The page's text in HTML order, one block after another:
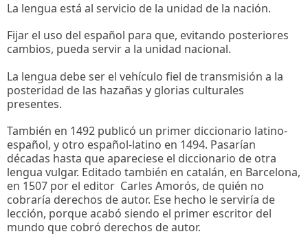
La lengua está al servicio de la unidad de la nación.
Fijar el uso del español para que, evitando posteriores
cambios, pueda servir a la unidad nacional.
La lengua debe ser el vehículo fiel de transmisión a la
posteridad de las hazañas y glorias culturales
presentes.
También en 1492 publicó un primer diccionario latino-
español, y otro español-latino en 1494. Pasarían
décadas hasta que apareciese el diccionario de otra
lengua vulgar. Editado también en catalán, en Barcelona,
en 1507 por el editor Carles Amorós, de quién no
cobraría derechos de autor. Ese hecho le serviría de
lección, porque acabó siendo el primer escritor del
mundo que cobró derechos de autor.